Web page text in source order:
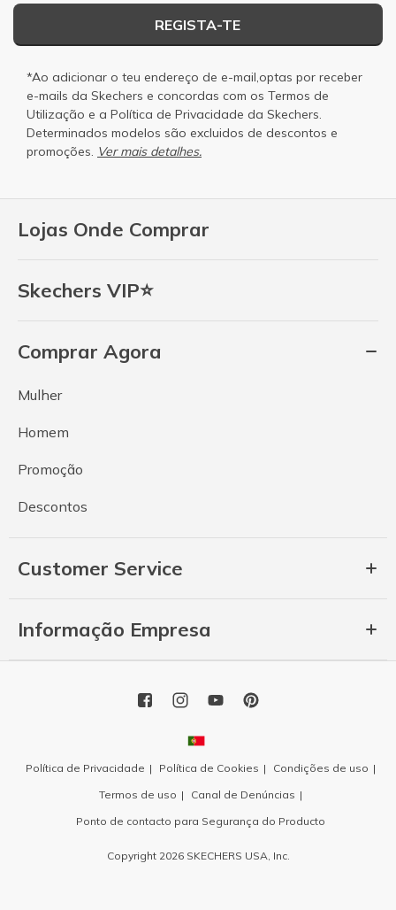
Lojas Onde Comprar
Skechers VIP⭐
Comprar Agora
Mulher
Homem
Promoção
Descontos
Customer Service
Informação Empresa
REGISTA-TE
*Ao adicionar o teu endereço de e-mail,optas por receber
e-mails da Skechers e concordas com os Termos de
Utilização e a Política de Privacidade da Skechers.
Determinados modelos são excluidos de descontos e
promoções. Ver mais detalhes.
Política de Privacidade Política de Cookies
Condições de uso
Termos de uso
Canal de Denúncias
Ponto de contacto para Segurança do Producto
Copyright 2026 SKECHERS USA, Inc.